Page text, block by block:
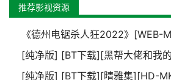
推荐影视资源
《德州电锯杀人狂2022》[WEB-
[纯净版] [BT下载][黑帮大佬和我的
[纯净版] [BT下载][晴雅集][HD-